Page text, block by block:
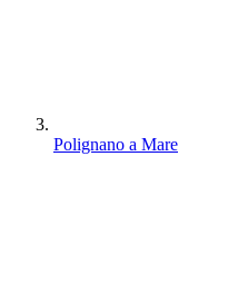
Polignano a Mare